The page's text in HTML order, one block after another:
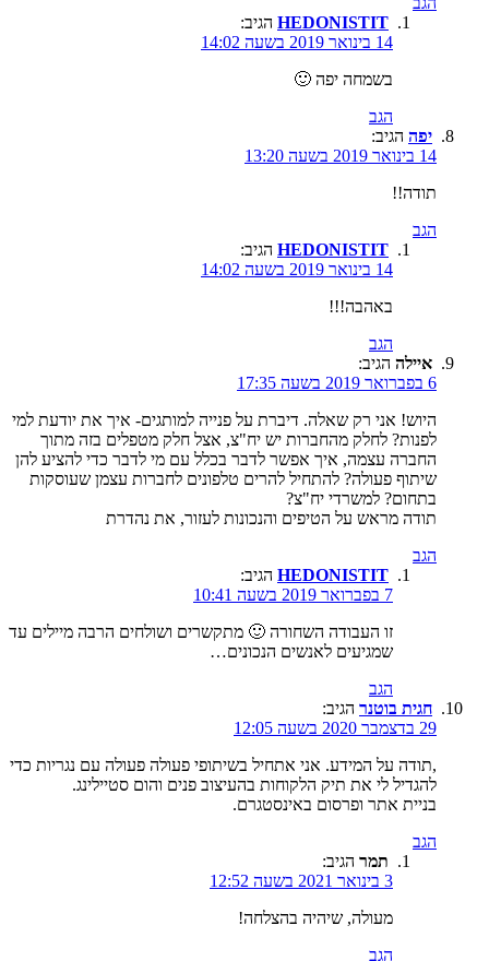
HEDONISTIT הגיב:
14 בינואר 2019 בשעה 14:02
בשמחה יפה 🙂
הגב
יפה הגיב:
14 בינואר 2019 בשעה 13:20
תודה!!
הגב
HEDONISTIT הגיב:
14 בינואר 2019 בשעה 14:02
באהבה!!!
הגב
איילה הגיב:
6 בפברואר 2019 בשעה 17:35
היוש! אני רק שאלה. דיברת על פנייה למותגים- איך את יודעת למי
לפנות? לחלק מהחברות יש יח"צ, אצל חלק מטפלים בזה מתוך
החברה עצמה, איך אפשר לדבר בכלל עם מי לדבר כדי להציע להן
שיתוף פעולה? להתחיל להרים טלפונים לחברות עצמן שעוסקות
בתחום? למשרדי יח"צ?
תודה מראש על הטיפים והנכונות לעזור, את נהדרת
הגב
HEDONISTIT הגיב:
7 בפברואר 2019 בשעה 10:41
זו העבודה השחורה 🙂 מתקשרים ושולחים הרבה מיילים עד
שמגיעים לאנשים הנכונים…
הגב
חגית בוטנר הגיב:
29 בדצמבר 2020 בשעה 12:05
,תודה על המידע. אני אתחיל בשיתופי פעולה פעולה עם נגריות כדי
להגדיל לי את תיק הלקוחות בהעיצוב פנים והום סטיילינג.
בניית אתר ופרסום באינסטגרם.
הגב
תמר הגיב:
3 בינואר 2021 בשעה 12:52
מעולה, שיהיה בהצלחה!
הגב